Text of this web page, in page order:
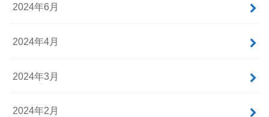
2024年6月
2024年4月
2024年3月
2024年2月